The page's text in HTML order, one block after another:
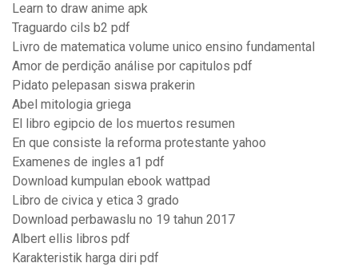
Learn to draw anime apk
Traguardo cils b2 pdf
Livro de matematica volume unico ensino fundamental
Amor de perdição análise por capitulos pdf
Pidato pelepasan siswa prakerin
Abel mitologia griega
El libro egipcio de los muertos resumen
En que consiste la reforma protestante yahoo
Examenes de ingles a1 pdf
Download kumpulan ebook wattpad
Libro de civica y etica 3 grado
Download perbawaslu no 19 tahun 2017
Albert ellis libros pdf
Karakteristik harga diri pdf